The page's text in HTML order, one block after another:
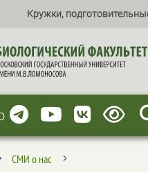
Кружки,
СМИ о нас 5